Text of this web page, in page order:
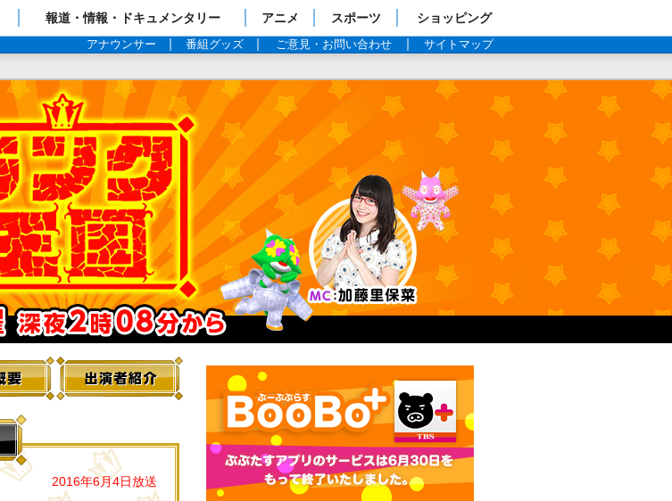
報道・情報・ドキュメンタリー アニメ スポーツ ショッピング
アナウンサー 番組グッズ ご意見・お問い合わせ サイトマップ
2016年6月4日放送